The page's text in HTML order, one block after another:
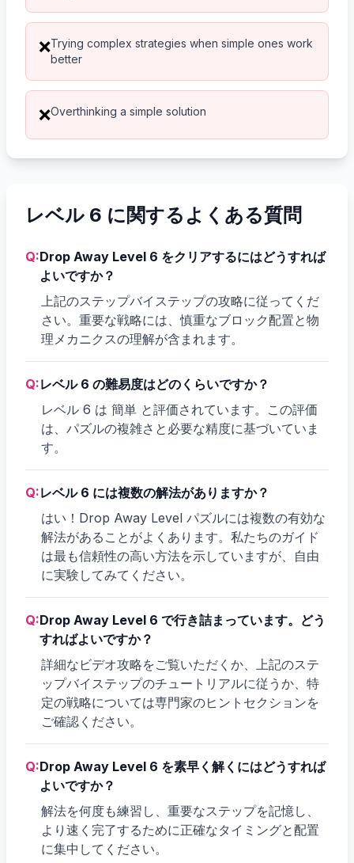
❌Trying complex strategies when simple ones work
better
❌Overthinking a simple solution
レベル 6 に関するよくある質問
Q:Drop Away Level 6 をクリアするにはどうすれば
よいですか？
上記のステップバイステップの攻略に従ってくだ
さい。重要な戦略には、慎重なブロック配置と物
理メカニクスの理解が含まれます。
Q:レベル 6 の難易度はどのくらいですか？
レベル 6 は 簡単 と評価されています。この評価
は、パズルの複雑さと必要な精度に基づいていま
す。
Q:レベル 6 には複数の解法がありますか？
はい！Drop Away Level パズルには複数の有効な
解法があることがよくあります。私たちのガイド
は最も信頼性の高い方法を示していますが、自由
に実験してみてください。
Q:Drop Away Level 6 で行き詰まっています。どう
すればよいですか？
詳細なビデオ攻略をご覧いただくか、上記のステ
ップバイステップのチュートリアルに従うか、特
定の戦略については専門家のヒントセクションを
ご確認ください。
Q:Drop Away Level 6 を素早く解くにはどうすれば
よいですか？
解法を何度も練習し、重要なステップを記憶し、
より速く完了するために正確なタイミングと配置
に集中してください。